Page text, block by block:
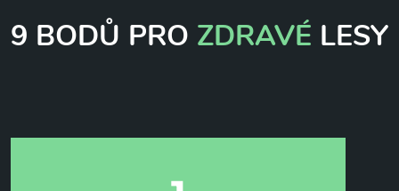
9 BODŮ PRO ZDRAVÉ LESY